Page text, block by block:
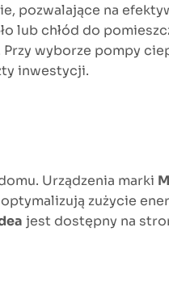
pozwalające na
lub chłód do
wyborze pompy
inwestycji.
Urządzenia marki
zużycie
jest dostępny na